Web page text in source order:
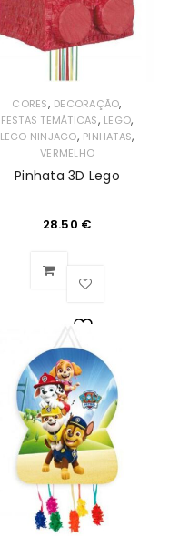
CORES, DECORAÇÃO,
FESTAS TEMÁTICAS, LEGO,
LEGO NINJAGO, PINHATAS,
VERMELHO
Pinhata 3D Lego
28.50 €
Lista
de
Desejos